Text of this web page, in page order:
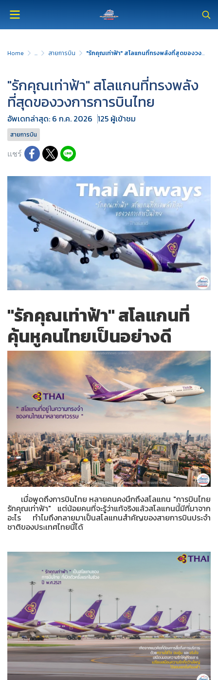
Home ... สายการบิน "รักคุณเท่าฟ้า" สโลแกนที่ทรงพลังที่สุดของวงการการบินไทย
"รักคุณเท่าฟ้า" สโลแกนที่ทรงพลัง
ที่สุดของวงการการบินไทย
อัพเดทล่าสุด: 6 ก.ค. 2026 125 ผู้เข้าชม
สายการบิน
แชร์
"รักคุณเท่าฟ้า" สโลแกนที่
คุ้นหูคนไทยเป็นอย่างดี
เมื่อพูดถึงการบินไทย หลายคนคงนึกถึงสโลแกน "การบินไทย
รักคุณเท่าฟ้า" แต่น้อยคนที่จะรู้ว่าแท้จริงแล้วสโลแกนนี้มีที่มาจาก
อะไร ทำไมถึงกลายมาเป็นสโลแกนสำคัญของสายการบินประจำ
ชาติของประเทศไทยนี้ได้